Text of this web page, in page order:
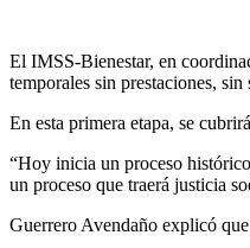
El IMSS-Bienestar, en
temporales sin prestaciones,
En esta primera etapa, se
“Hoy inicia un proceso
un proceso que traerá justicia
Guerrero Avendaño explicó